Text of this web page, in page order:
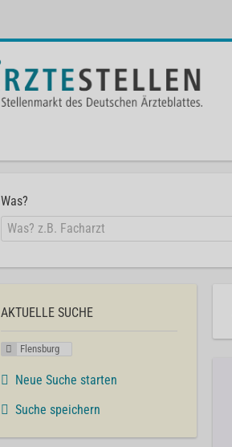
Was?
AKTUELLE SUCHE
Flensburg
Neue Suche starten
Suche speichern